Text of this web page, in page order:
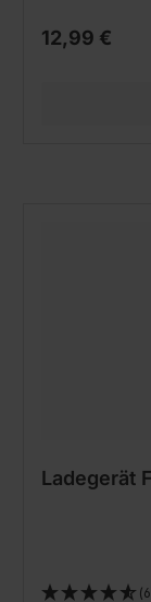
12,99 €
Ladegerät